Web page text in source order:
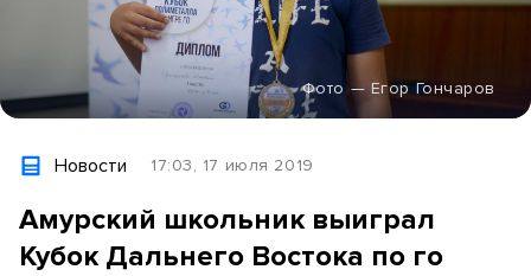
Фото — Егор Гончаров
Новости 17:03, 17 июля 2019
Амурский школьник выиграл
Кубок Дальнего Востока по го